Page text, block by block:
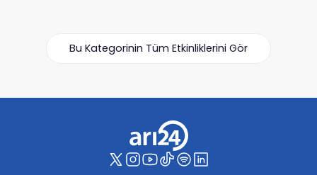
Bu Kategorinin Tüm Etkinliklerini Gör